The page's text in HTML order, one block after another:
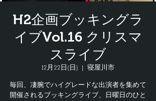
H2企画ブッキングラ
イブVol.16 クリスマ
スライブ
12月22日(日)
  |
寝屋川市
毎回、凄腕でハイグレードな出演者を集めて
開催されるブッキングライブ、日曜日のひと